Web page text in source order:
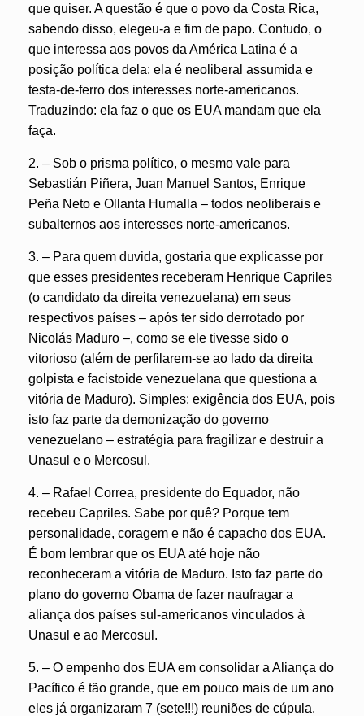
que quiser. A questão é que o povo da Costa Rica,
sabendo disso, elegeu-a e fim de papo. Contudo, o
que interessa aos povos da América Latina é a
posição política dela: ela é neoliberal assumida e
testa-de-ferro dos interesses norte-americanos.
Traduzindo: ela faz o que os EUA mandam que ela
faça.
2. – Sob o prisma político, o mesmo vale para
Sebastián Piñera, Juan Manuel Santos, Enrique
Peña Neto e Ollanta Humalla – todos neoliberais e
subalternos aos interesses norte-americanos.
3. – Para quem duvida, gostaria que explicasse por
que esses presidentes receberam Henrique Capriles
(o candidato da direita venezuelana) em seus
respectivos países – após ter sido derrotado por
Nicolás Maduro –, como se ele tivesse sido o
vitorioso (além de perfilarem-se ao lado da direita
golpista e facistoide venezuelana que questiona a
vitória de Maduro). Simples: exigência dos EUA, pois
isto faz parte da demonização do governo
venezuelano – estratégia para fragilizar e destruir a
Unasul e o Mercosul.
4. – Rafael Correa, presidente do Equador, não
recebeu Capriles. Sabe por quê? Porque tem
personalidade, coragem e não é capacho dos EUA.
É bom lembrar que os EUA até hoje não
reconheceram a vitória de Maduro. Isto faz parte do
plano do governo Obama de fazer naufragar a
aliança dos países sul-americanos vinculados à
Unasul e ao Mercosul.
5. – O empenho dos EUA em consolidar a Aliança do
Pacífico é tão grande, que em pouco mais de um ano
eles já organizaram 7 (sete!!!) reuniões de cúpula.